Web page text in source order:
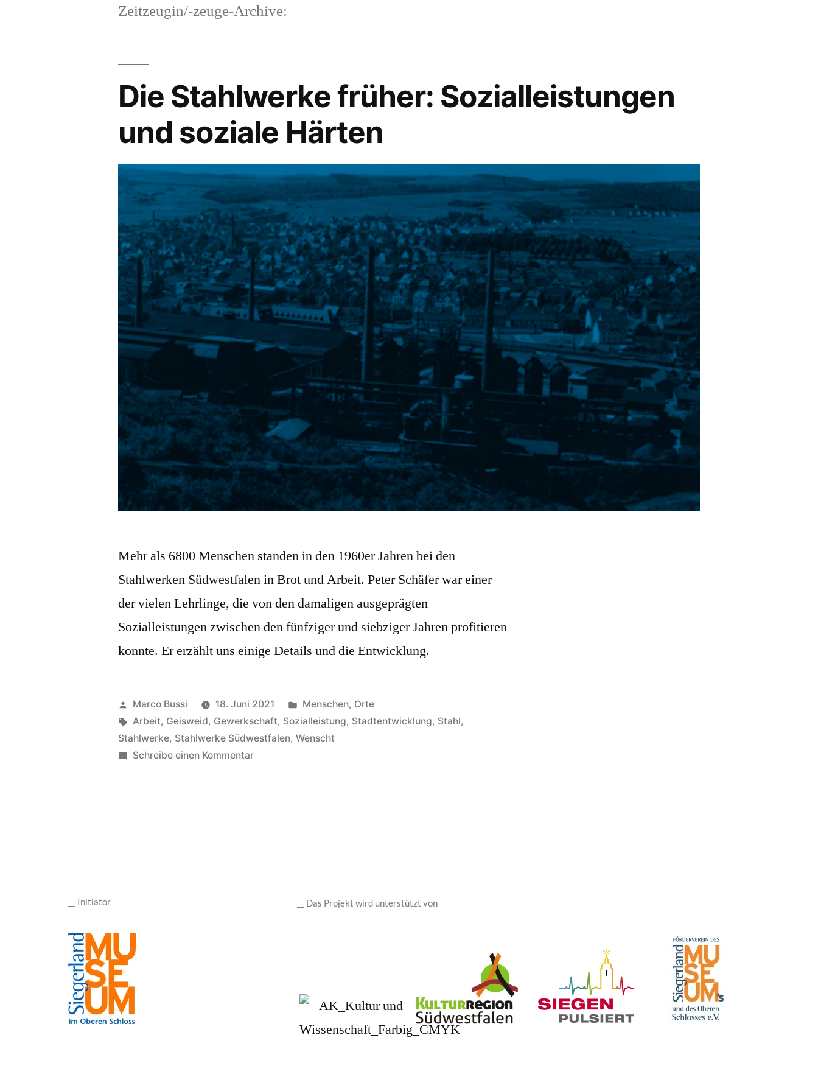
Zeitzeugin/-zeuge-Archive:
Die Stahlwerke früher: Sozialleistungen
und soziale Härten
Mehr als 6800 Menschen standen in den 1960er Jahren bei den
Stahlwerken Südwestfalen in Brot und Arbeit. Peter Schäfer war einer
der vielen Lehrlinge, die von den damaligen ausgeprägten
Sozialleistungen zwischen den fünfziger und siebziger Jahren profitieren
konnte. Er erzählt uns einige Details und die Entwicklung.
Marco Bussi 18. Juni 2021 Menschen, Orte
Arbeit, Geisweid, Gewerkschaft, Sozialleistung, Stadtentwicklung, Stahl,
Stahlwerke, Stahlwerke Südwestfalen,Wenscht
Schreibe einen Kommentar
__ Initiator __ Das Projekt wird unterstützt von